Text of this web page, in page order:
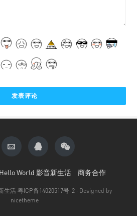
Hello World 影音新生活 商务合作
生活 粤ICP备14020517号-2 · Designed by
nicetheme